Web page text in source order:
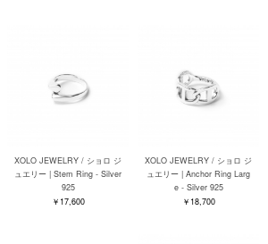
XOLO JEWELRY / ショロ ジ
ュエリー | Stem Ring - Silver
925
￥17,600
XOLO JEWELRY / ショロ ジ
ュエリー | Anchor Ring Larg
e - Silver 925
￥18,700